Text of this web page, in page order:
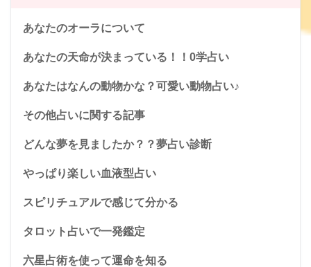
あなたのオーラについて
あなたの天命が決まっている！！0学占い
あなたはなんの動物かな？可愛い動物占い♪
その他占いに関する記事
どんな夢を見ましたか？？夢占い診断
やっぱり楽しい血液型占い
スピリチュアルで感じて分かる
タロット占いで一発鑑定
六星占術を使って運命を知る